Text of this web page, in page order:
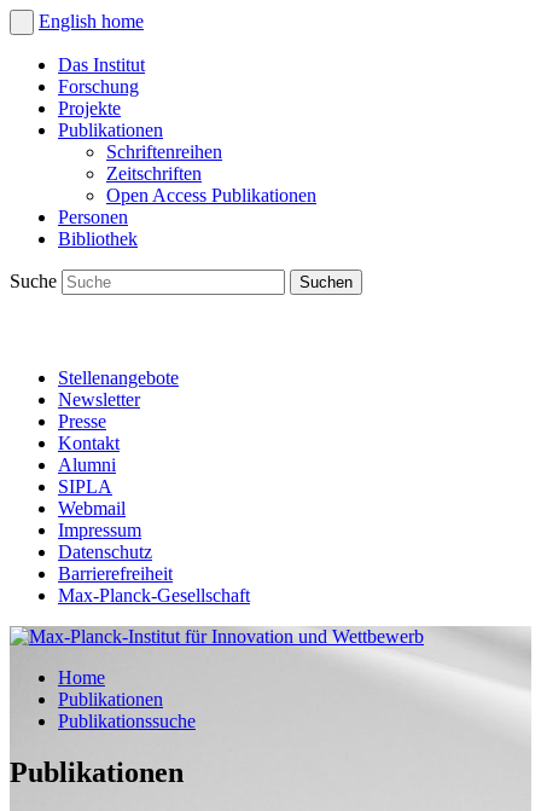
English home
Das Institut
Forschung
Projekte
Publikationen
Schriftenreihen
Zeitschriften
Open Access Publikationen
Personen
Bibliothek
Suche
Stellenangebote
Newsletter
Presse
Kontakt
Alumni
SIPLA
Webmail
Impressum
Datenschutz
Barrierefreiheit
Max-Planck-Gesellschaft
Home
Publikationen
Publikationssuche
Publikationen